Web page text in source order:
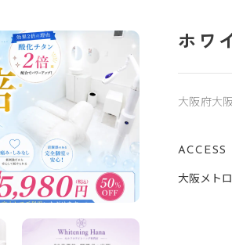
ホワ
大阪府大
ACCESS
大阪メト